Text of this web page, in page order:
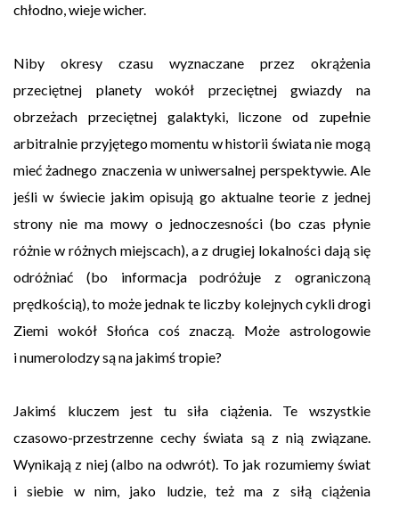
chłodno, wieje wicher.
Niby okresy czasu wyznaczane przez okrążenia
przeciętnej planety wokół przeciętnej gwiazdy na
obrzeżach przeciętnej galaktyki, liczone od zupełnie
arbitralnie przyjętego momentu w historii świata nie mogą
mieć żadnego znaczenia w uniwersalnej perspektywie. Ale
jeśli w świecie jakim opisują go aktualne teorie z jednej
strony nie ma mowy o jednoczesności (bo czas płynie
różnie w różnych miejscach), a z drugiej lokalności dają się
odróżniać (bo informacja podróżuje z ograniczoną
prędkością), to może jednak te liczby kolejnych cykli drogi
Ziemi wokół Słońca coś znaczą. Może astrologowie
i numerolodzy są na jakimś tropie?
Jakimś kluczem jest tu siła ciążenia. Te wszystkie
czasowo-przestrzenne cechy świata są z nią związane.
Wynikają z niej (albo na odwrót). To jak rozumiemy świat
i siebie w nim, jako ludzie, też ma z siłą ciążenia